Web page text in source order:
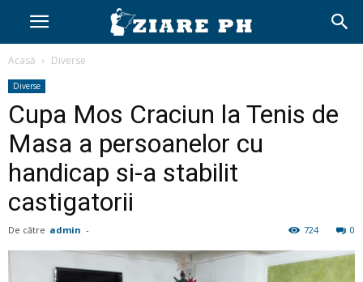
Acasă Diverse
Diverse
Cupa Mos Craciun la Tenis de
Masa a persoanelor cu
handicap si-a stabilit
castigatorii
De către admin - 0
724